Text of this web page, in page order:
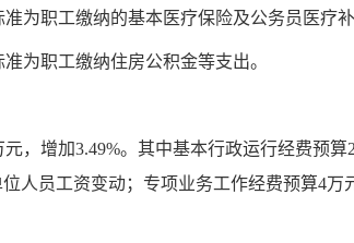
为职工缴纳的基本医疗保险及公务员医疗补
为职工缴纳住房公积金等支出。
，增加3.49%。其中基本行政运行经费预
人 员工资变动；专项业务工作经费预算4万